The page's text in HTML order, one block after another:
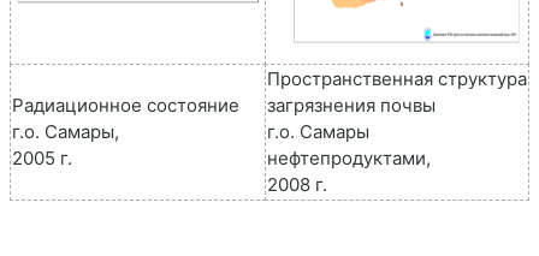
Радиационное состояние
г.о. Самары,
2005 г.
Пространственная структура
загрязнения почвы
г.о. Самары
нефтепродуктами,
2008 г.